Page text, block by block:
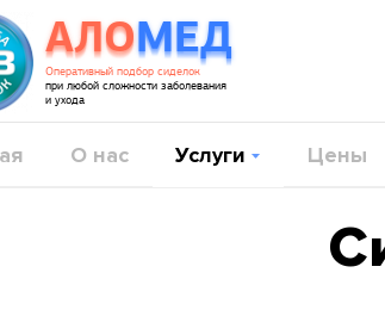
АЛОМЕД
Оперативный подбор сиделок
при любой сложности заболевания
и ухода
О нас Услуги Цены